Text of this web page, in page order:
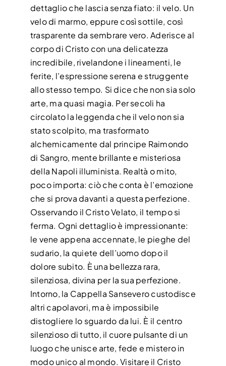
dettaglio che lascia senza fiato: il velo. Un
velo di marmo, eppure così sottile, così
trasparente da sembrare vero. Aderisce al
corpo di Cristo con una delicatezza
incredibile, rivelandone i lineamenti, le
ferite, l’espressione serena e struggente
allo stesso tempo. Si dice che non sia solo
arte, ma quasi magia. Per secoli ha
circolato la leggenda che il velo non sia
stato scolpito, ma trasformato
alchemicamente dal principe Raimondo
di Sangro, mente brillante e misteriosa
della Napoli illuminista. Realtà o mito,
poco importa: ciò che conta è l’emozione
che si prova davanti a questa perfezione.
Osservando il Cristo Velato, il tempo si
ferma. Ogni dettaglio è impressionante:
le vene appena accennate, le pieghe del
sudario, la quiete dell’uomo dopo il
dolore subito. È una bellezza rara,
silenziosa, divina per la sua perfezione.
Intorno, la Cappella Sansevero custodisce
altri capolavori, ma è impossibile
distogliere lo sguardo da lui. È il centro
silenzioso di tutto, il cuore pulsante di un
luogo che unisce arte, fede e mistero in
modo unico al mondo. Visitare il Cristo